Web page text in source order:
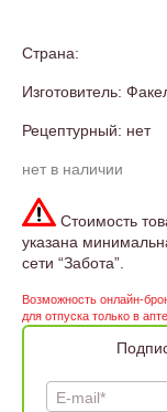
Страна:
Изготовитель:
Рецептурный: нет
нет в наличии
Стоимость
указана
сети “Забота”.
Возможность онлайн-
для отпуска только в
E-mail*